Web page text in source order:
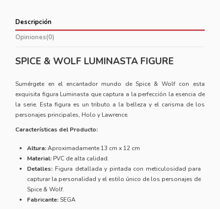
Descripción
Opiniones(0)
SPICE & WOLF LUMINASTA FIGURE
Sumérgete en el encantador mundo de Spice & Wolf con esta
exquisita figura Luminasta que captura a la perfección la esencia de
la serie. Estafigura es un tributo a la belleza y el carisma de los
personajes principales, Holo y Lawrence.
Características del Producto:
Altura:Aproximadamente 13 cm x 12 cm
Material: PVC de alta calidad.
Detalles: Figura detallada y pintada con meticulosidad para
capturar la personalidad y el estilo único de los personajes de
Spice & Wolf.
Fabricante:SEGA